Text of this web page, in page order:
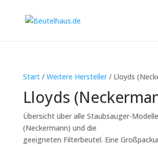
Start/ Weitere Hersteller/ Lloyds
Lloyds
Übersicht über alle Staubsauger-
(Neckermann) und die
geeigneten Filterbeutel. Eine